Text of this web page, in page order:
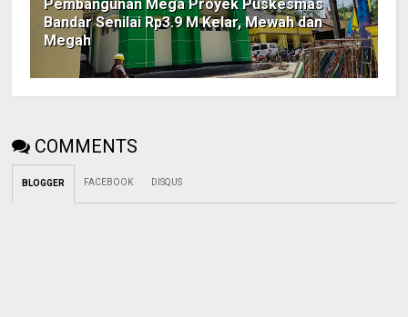
Pembangunan Mega Proyek Puskesmas
Bandar Senilai Rp3.9 M Kelar, Mewah dan
Megah
COMMENTS
BLOGGER FACEBOOK DISQUS